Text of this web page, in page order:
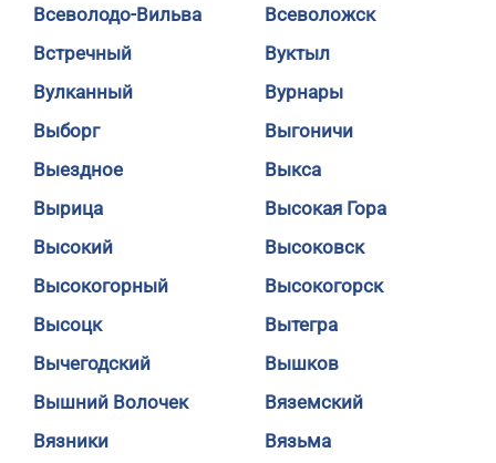
Всеволодо-Вильва
Всеволожск
Встречный
Вуктыл
Вулканный
Вурнары
Выборг
Выгоничи
Выездное
Выкса
Вырица
Высокая Гора
Высокий
Высоковск
Высокогорный
Высокогорск
Высоцк
Вытегра
Вычегодский
Вышков
Вышний Волочек
Вяземский
Вязники
Вязьма